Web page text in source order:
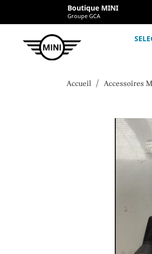
Boutique MINI
Groupe GCA
Accueil Accessoires